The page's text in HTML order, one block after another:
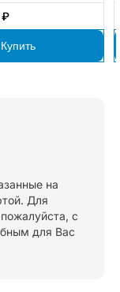
₽
Купить
на
Для
с
для Вас